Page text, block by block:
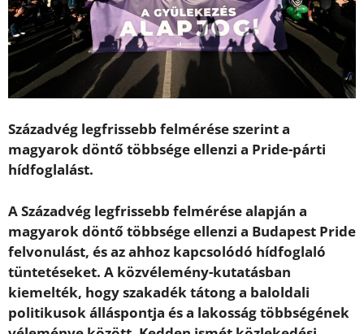
Századvég legfrissebb felmérése szerint a
magyarok döntő többsége ellenzi a Pride-párti
hídfoglalást.
A Századvég legfrissebb felmérése alapján a
magyarok döntő többsége ellenzi a Budapest Pride
felvonulást, és az ahhoz kapcsolódó hídfoglaló
tüntetéseket. A közvélemény-kutatásban
kiemelték, hogy szakadék tátong a baloldali
politikusok álláspontja és a lakosság többségének